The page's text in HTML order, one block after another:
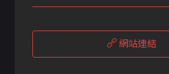
網站連結